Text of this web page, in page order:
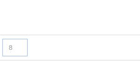
8